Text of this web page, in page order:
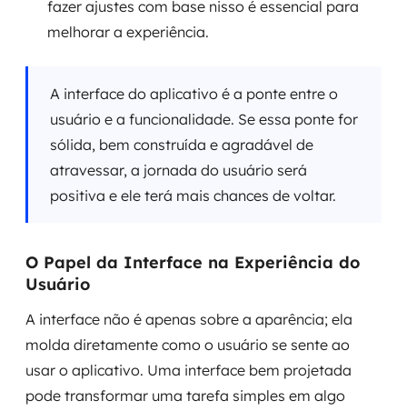
fazer ajustes com base nisso é essencial para
melhorar a experiência.
A interface do aplicativo é a ponte entre o
usuário e a funcionalidade. Se essa ponte for
sólida, bem construída e agradável de
atravessar, a jornada do usuário será
positiva e ele terá mais chances de voltar.
O Papel da Interface na Experiência do
Usuário
A interface não é apenas sobre a aparência; ela
molda diretamente como o usuário se sente ao
usar o aplicativo. Uma interface bem projetada
pode transformar uma tarefa simples em algo